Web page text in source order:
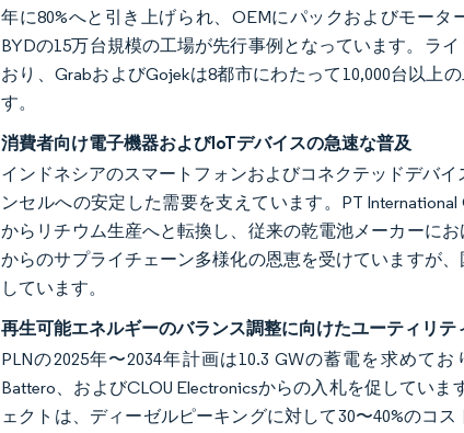
年に80%へと引き上げられ、OEMにパックおよびモー
BYDの15万台規模の工場が先行事例となっています。ラ
おり、GrabおよびGojekは8都市にわたって10,000台以上
す。
消費者向け電子機器およびIoTデバイスの急速な普及
インドネシアのスマートフォンおよびコネクテッドデバ
ンセルへの安定した需要を支えています。PT
からリチウム生産へと転換し、従来の乾電池メーカーに
からのサプライチェーン多様化の恩恵を受けていますが
しています。
再生可能エネルギーのバランス調整に向けたユーティリテ
PLNの2025年〜2034年計画は10.3 GWの蓄電を求めて
Battero、およびCLOU Electronicsからの入札を促してい
ェクトは、ディーゼルピーキングに対して30〜40%のコ